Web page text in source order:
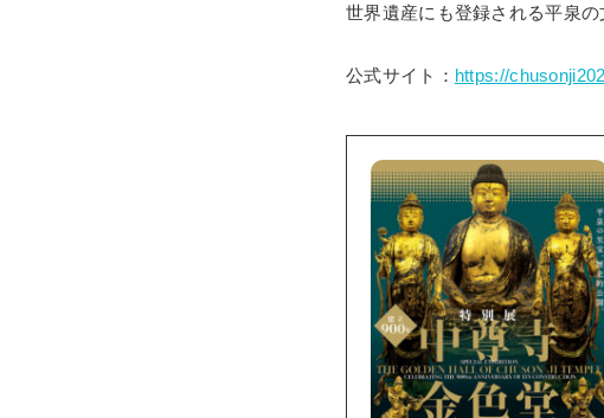
世界遺産にも登録される平泉
公式サイト： https://